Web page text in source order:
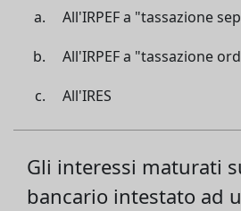
All'IRPEF a "tassazione
All'IRPEF a "tassazione
All'IRES
Gli interessi maturati
bancario intestato ad